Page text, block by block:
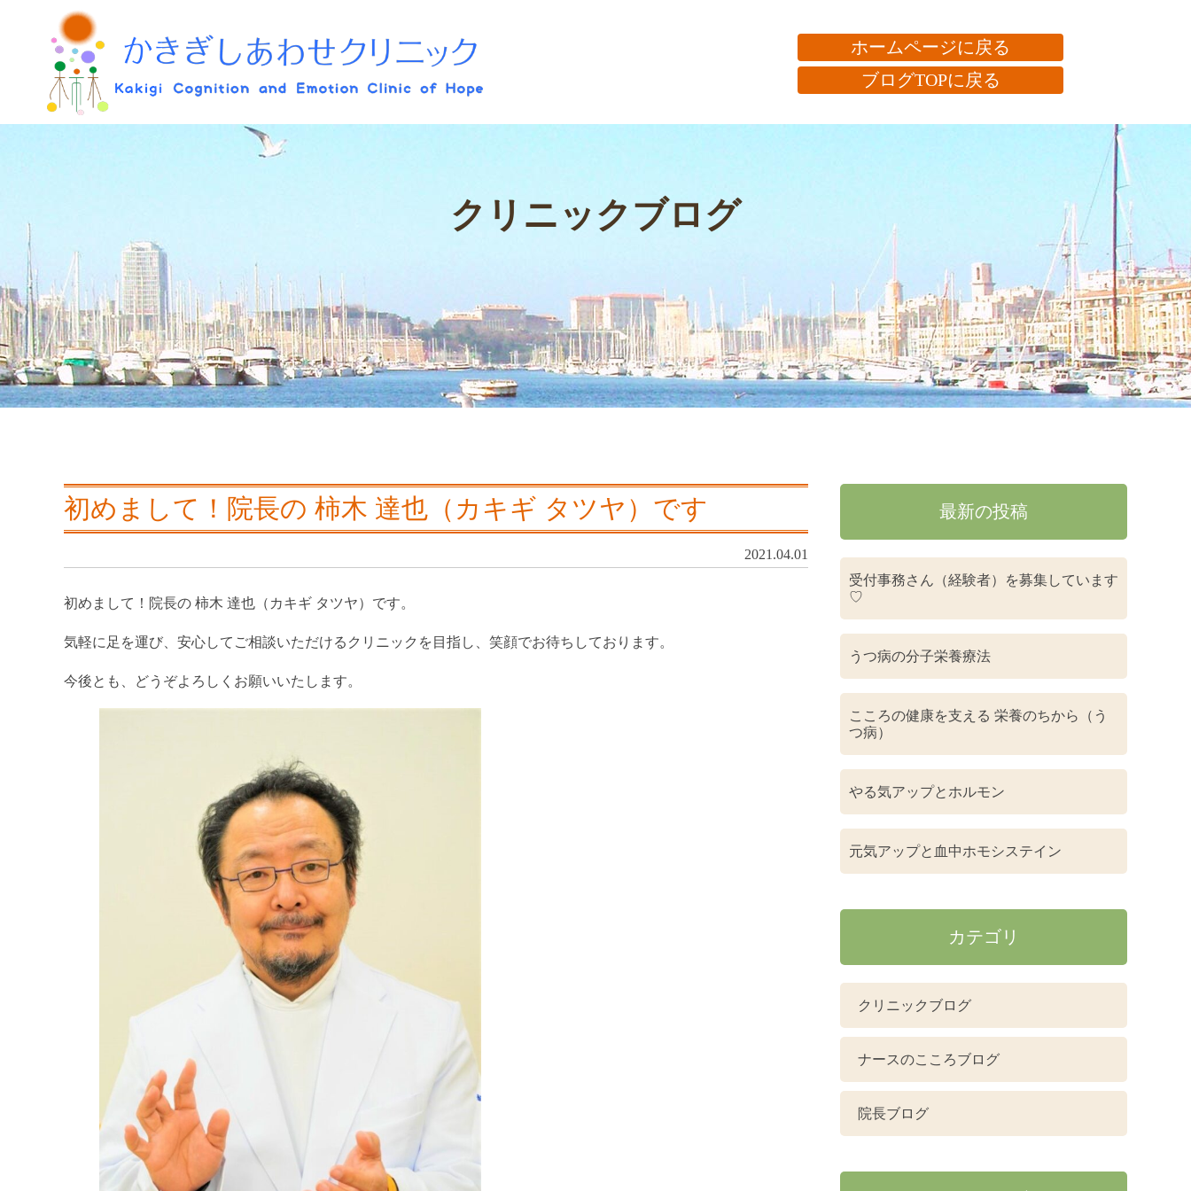
ホームページに戻る
ブログTOPに戻る
クリニックブログ
初めまして！院長の 柿木 達也（カキギ タツヤ）です
2021.04.01
初めまして！院長の 柿木 達也（カキギ タツヤ）です。
気軽に足を運び、安心してご相談いただけるクリニックを目指し、笑顔でお待ちしております。
今後とも、どうぞよろしくお願いいたします。
最新の投稿
受付事務さん（経験者）を募集しています
♡
うつ病の分子栄養療法
こころの健康を支える 栄養のちから（う
つ病）
やる気アップとホルモン
元気アップと血中ホモシステイン
カテゴリ
クリニックブログ
ナースのこころブログ
院長ブログ